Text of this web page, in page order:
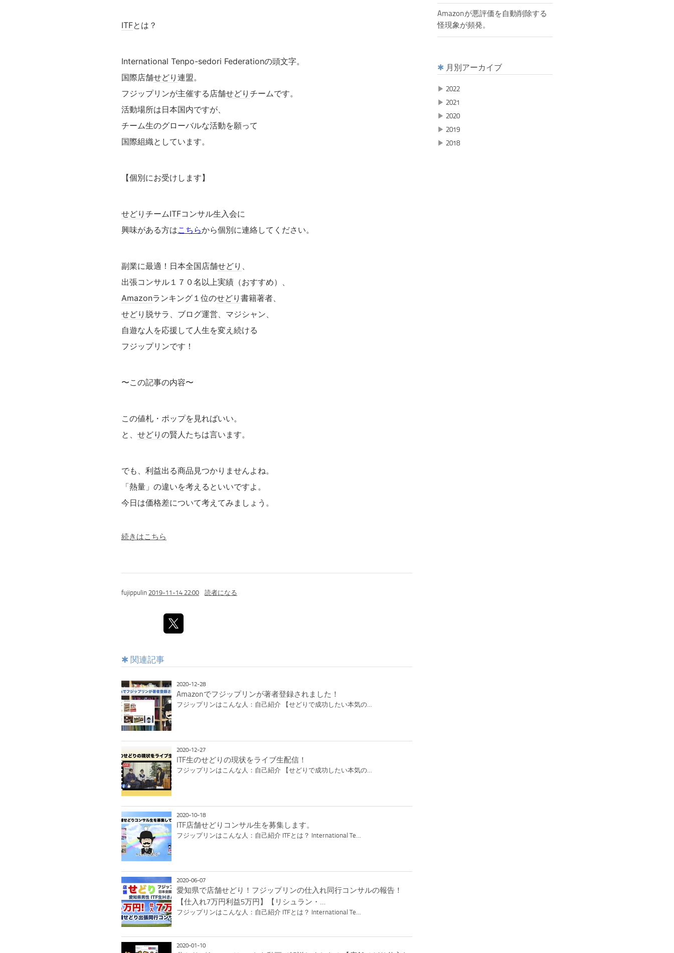
ITFとは？
International Tenpo-sedori Federationの頭文字。
国際店舗せどり 連盟。
フジップリンが主催する店舗せどり チームです。
活動場所は日本国内ですが、
チーム生のグローバルな活動を願って
国際組織としています。
【個別にお受けします】
せどり チームITFコンサル生入会に
興味がある方はこちらから個別に連絡してください。
副業に最適！日本全国店舗せどり
出張コンサル１７０名以上実績（おすすめ）、
Amazonランキング１位のせどり 書籍著者、
せどり 脱サラ、ブログ運営、マジシャン、
自遊な人を応援して人生を変え続ける
フジップリンです！
〜この記事の内容〜
この値札・ポップを見ればいい。
と、 せどり の賢人たちは言います。
でも、利益出る商品見つかりませんよね。
「熱量」の違いを考えるといいですよ。
今日は価格差について考えてみましょう。
続きはこちら
fujippulin 2019-11-14 22:00 読者になる
関連記事
2020-12-28
Amazonでフジップリンが著者登録されました！
フジップリンはこんな人：自己紹介 【せどりで成功したい本気の…
2020-12-27
ITF生のせどりの現状をライブ生配信！
フジップリンはこんな人：自己紹介 【せどりで成功したい本気の…
2020-10-18
ITF店舗せどりコンサル生を募集します。
フジップリンはこんな人：自己紹介 ITFとは？ International Te…
2020-06-07
愛知県で店舗せどり！フジップリンの仕入れ同行コンサルの報告！
【仕入れ7万円利益5万円】【リシュラン・…
フジップリンはこんな人：自己紹介 ITFとは？ International Te…
2020-01-10
Amazonが悪評価を自動削除する
怪現象が頻発。
月別アーカイブ
▶ 2022
▶ 2021
▶ 2020
▶ 2019
▶ 2018